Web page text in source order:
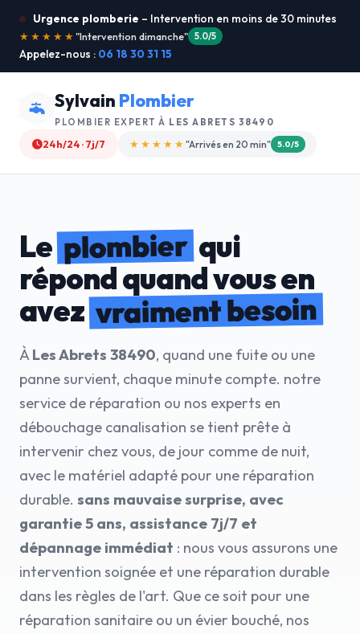
Urgence plomberie – Intervention en moins de 30 minutes
★★★★★"Service ultra rapide !" 5.0/5
Appelez-nous : 06 18 30 31 15
Sylvain Plombier
PLOMBIER EXPERT À LES ABRETS 38490
24h/24 · 7j/7 ★★★★☆ "Devis gratuit" 4.8/5
Leplombierqui
répond quand vous en
avezvraiment besoin
ÀLes Abrets 38490, quand une fuite ou une
panne survient, chaque minute compte. notre
service de réparation ou nos experts en
débouchage canalisation se tient prête à
intervenir chez vous, de jour comme de nuit,
avec le matériel adapté pour une réparation
durable. sans mauvaise surprise, avec
garantie 5 ans, assistance 7j/7 et
dépannage immédiat : nous vous assurons une
intervention soignée et une réparation durable
dans les règles de l'art. Que ce soit pour une
réparation sanitaire ou un évier bouché, nos